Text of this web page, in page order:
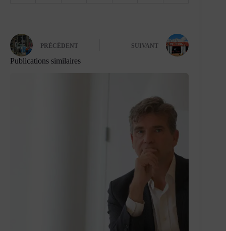
PRÉCÉDENT SUIVANT
Publications similaires